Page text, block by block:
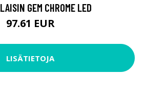
GEM CHROME LED
97.61 EUR
LISÄTIETOJA